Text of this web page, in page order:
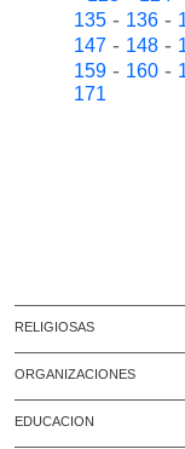
135- 136-
147- 148-
159- 160-
171
RELIGIOSAS
ORGANIZACIONES
EDUCACION